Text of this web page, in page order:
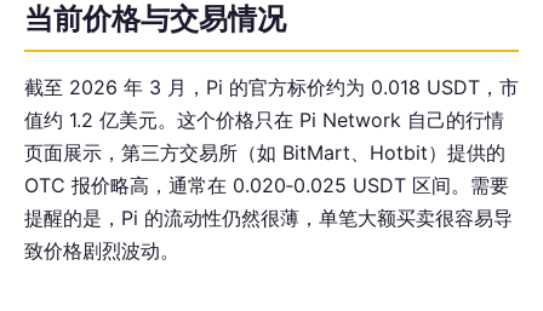
当前价格与交易情况
截至 2026 年 3 月，Pi 的官方标价约为 0.018 USDT，市
值约 1.2 亿美元。这个价格只在 Pi Network 自己的行情
页面展示，第三方交易所（如 BitMart、Hotbit）提供的
OTC 报价略高，通常在 0.020‑0.025 USDT 区间。需要
提醒的是，Pi 的流动性仍然很薄，单笔大额买卖很容易导
致价格剧烈波动。